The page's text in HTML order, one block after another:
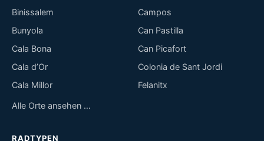
Binissalem
Bunyola
Cala Bona
Cala d’Or
Cala Millor
Campos
Can Pastilla
Can Picafort
Colonia de Sant Jordi
Felanitx
Alle Orte ansehen …
RADTYPEN